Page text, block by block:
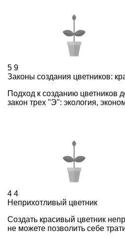
5 9
Законы создания цветников:
Подход к созданию цветников
закон трех "Э": экология,
4 4
Неприхотливый цветник
Создать красивый цветник
не можете позволить себе